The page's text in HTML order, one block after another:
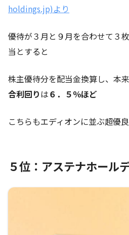
holdings.jp)より
優待が３月と９月を合わせて３
当とすると
株主優待分を配当金換算し、本
合利回りは６．５％ほど
こちらもエディオンに並ぶ超優
５位：アステナホール